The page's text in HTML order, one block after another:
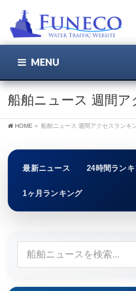
MENU
船舶ニュース 週間
HOME » 船舶ニュース 週間アクセスランキ
最新ニュース 24時間ラン
1ヶ月ランキング
ユーザー名 / メール
新規登録 パスワードを忘れた